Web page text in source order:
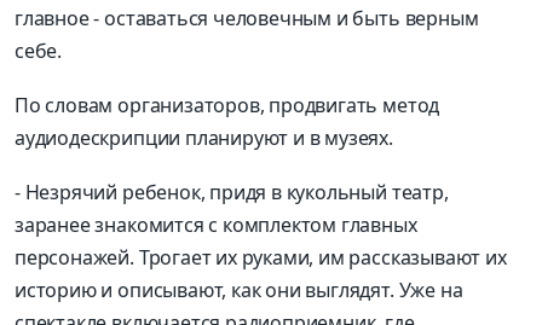
главное - оставаться человечным и быть верным
себе.
По словам организаторов, продвигать метод
аудиодескрипции планируют и в музеях.
- Незрячий ребенок, придя в кукольный театр,
заранее знакомится с комплектом главных
персонажей. Трогает их руками, им рассказывают их
историю и описывают, как они выглядят. Уже на